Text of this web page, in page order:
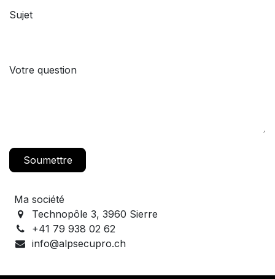
Sujet
Votre question
Soumettre
Ma société
Technopôle 3, 3960 Sierre
+41 79 938 02 62
info@alpsecupro.ch